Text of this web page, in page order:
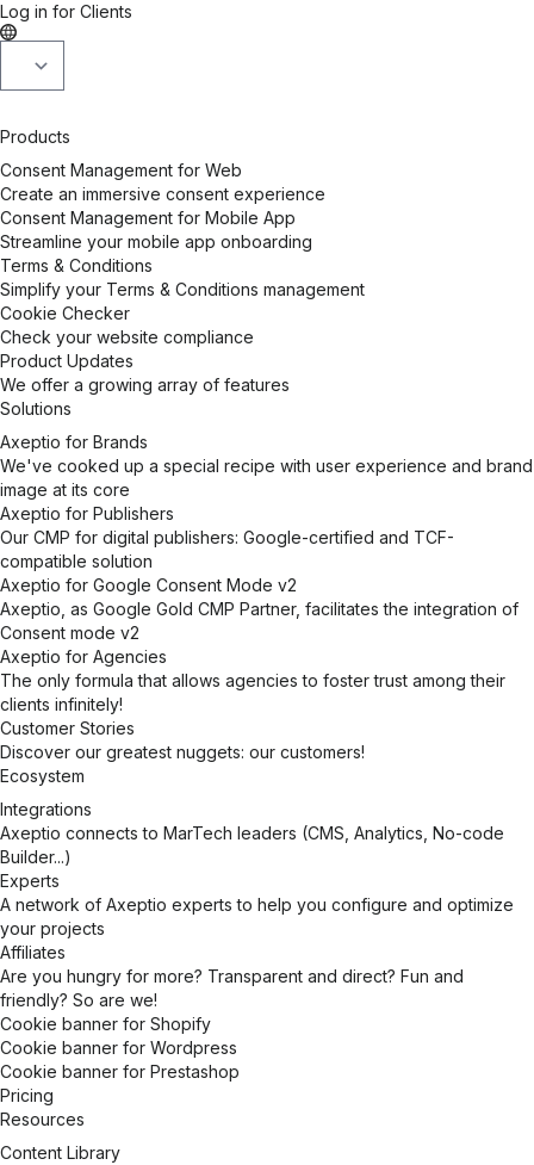
Log in for Clients
Products
Consent Management for Web
Create an immersive consent experience
Consent Management for Mobile App
Streamline your mobile app onboarding
Terms & Conditions
Simplify your Terms & Conditions management
Cookie Checker
Check your website compliance
Product Updates
We offer a growing array of features
Solutions
Axeptio for Brands
We've cooked up a special recipe with user experience and brand
image at its core
Axeptio for Publishers
Our CMP for digital publishers: Google-certified and TCF-
compatible solution
Axeptio for Google Consent Mode v2
Axeptio, as Google Gold CMP Partner, facilitates the integration of
Consent mode v2
Axeptio for Agencies
The only formula that allows agencies to foster trust among their
clients infinitely!
Customer Stories
Discover our greatest nuggets: our customers!
Ecosystem
Integrations
Axeptio connects to MarTech leaders (CMS, Analytics, No-code
Builder...)
Experts
A network of Axeptio experts to help you configure and optimize
your projects
Affiliates
Are you hungry for more? Transparent and direct? Fun and
friendly? So are we!
Cookie banner for Shopify
Cookie banner for Wordpress
Cookie banner for Prestashop
Pricing
Resources
Content Library